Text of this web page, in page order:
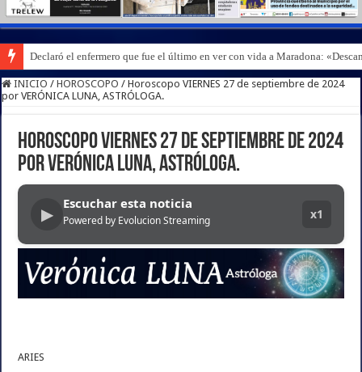
Declaró el enfermero que fue el último en ver con vida a Maradona:
INICIO / HOROSCOPO / Horoscopo VIERNES 27 de septiembre de 2024
por VERÓNICA LUNA, ASTRÓLOGA.
Horoscopo VIERNES 27 de septiembre de 2024
por VERÓNICA LUNA, ASTRÓLOGA.
▶
Escuchar esta noticia
Powered by Evolucion Streaming x1
ARIES